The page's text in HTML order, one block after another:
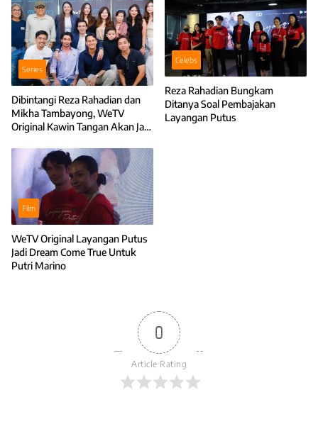
Series
Dibintangi Reza Rahadian dan
Mikha Tambayong, WeTV
Original Kawin Tangan Akan Jadi
Celebs
Reza Rahadian Bungkam
Ditanya Soal Pembajakan
Layangan Putus
Film
WeTV Original Layangan Putus
Jadi Dream Come True Untuk
Putri Marino
0
Article Rating